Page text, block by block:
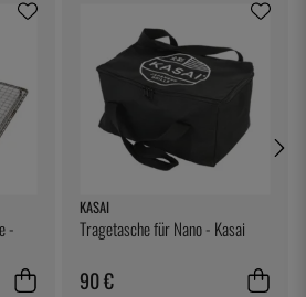
-
KASAI
Tragetasche für Nano - Kasai
90 €